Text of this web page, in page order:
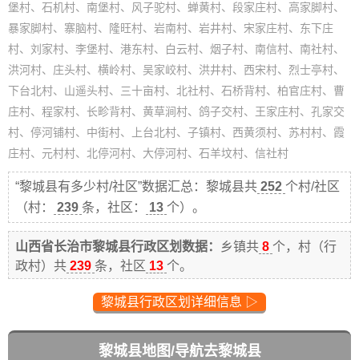
堡村、石机村、南堡村、风子驼村、蝉黄村、段家庄村、高家脚村、
暴家脚村、寨脑村、隆旺村、岩南村、岩井村、宋家庄村、东下庄
村、刘家村、李堡村、港东村、白云村、烟子村、南信村、南社村、
洪河村、庄头村、横岭村、吴家峧村、洪井村、西宋村、烈士亭村、
下台北村、山遥头村、三十亩村、北社村、石桥背村、柏官庄村、曹
庄村、程家村、长畛背村、黄草涧村、鸽子交村、王家庄村、孔家交
村、停河铺村、中街村、上台北村、子镇村、西黄须村、苏村村、霞
庄村、元村村、北停河村、大停河村、石羊坟村、信社村
“黎城县有多少村/社区”数据汇总：黎城县共 252 个村/社区
（村：
239 条，社区： 13 个）。
山西省长治市黎城县行政区划数据： 乡镇共 8 个，村（行
政村）共 239 条，社区 13 个。
黎城县行政区划详细信息 ▷
黎城县地图/导航去黎城县